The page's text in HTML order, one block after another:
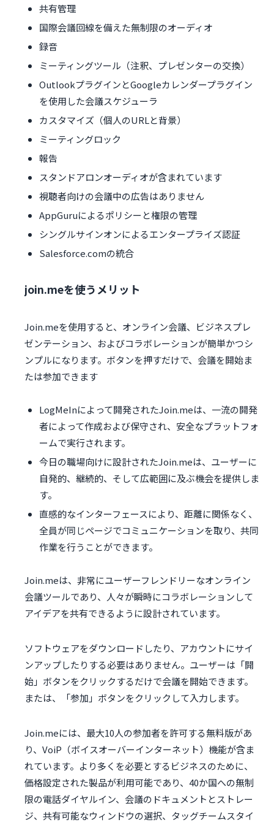
共有管理
国際会議回線を備えた無制限のオーディオ
録音
ミーティングツール（注釈、プレゼンターの交換）
OutlookプラグインとGoogleカレンダープラグイン
を使用した会議スケジューラ
カスタマイズ（個人のURLと背景）
ミーティングロック
報告
スタンドアロンオーディオが含まれています
視聴者向けの会議中の広告はありません
AppGuruによるポリシーと権限の管理
シングルサインオンによるエンタープライズ認証
Salesforce.comの統合
join.meを使うメリット
Join.meを使用すると、オンライン会議、ビジネスプレ
ゼンテーション、およびコラボレーションが簡単かつシ
ンプルになります。ボタンを押すだけで、会議を開始ま
たは参加できます
LogMeInによって開発されたJoin.meは、一流の開発
者によって作成および保守され、安全なプラットフォ
ームで実行されます。
今日の職場向けに設計されたJoin.meは、ユーザーに
自発的、継続的、そして広範囲に及ぶ機会を提供しま
す。
直感的なインターフェースにより、距離に関係なく、
全員が同じページでコミュニケーションを取り、共同
作業を行うことができます。
Join.meは、非常にユーザーフレンドリーなオンライン
会議ツールであり、人々が瞬時にコラボレーションして
アイデアを共有できるように設計されています。
ソフトウェアをダウンロードしたり、アカウントにサイ
ンアップしたりする必要はありません。ユーザーは「開
始」ボタンをクリックするだけで会議を開始できます。
または、「参加」ボタンをクリックして入力します。
Join.meには、最大10人の参加者を許可する無料版があ
り、VoiP（ボイスオーバーインターネット）機能が含ま
れています。より多くを必要とするビジネスのために、
価格設定された製品が利用可能であり、40か国への無制
限の電話ダイヤルイン、会議のドキュメントとストレー
ジ、共有可能なウィンドウの選択、タッグチームスタイ